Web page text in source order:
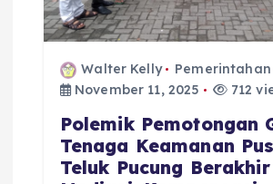
Walter Kelly
Pemerintahan
November 11, 2025
712
Polemik Pemotongan
Tenaga Keamanan
Teluk Pucung